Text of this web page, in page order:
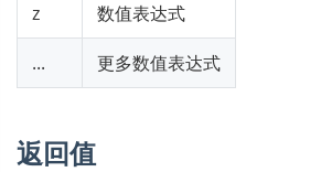
z 数值表达式
... 更多数值表达式
返回值